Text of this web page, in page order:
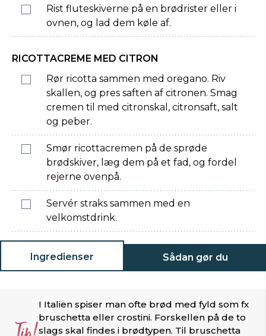
Rist fluteskiverne på en brødrister eller i
ovnen, og lad dem køle af.
RICOTTACREME MED CITRON
Rør ricotta sammen med oregano. Riv
skallen, og pres saften af citronen. Smag
cremen til med citronskal, citronsaft, salt
og peber.
Smør ricottacremen på de sprøde
brødskiver, læg dem på et fad, og fordel
rejerne ovenpå.
Servér straks sammen med en
velkomstdrink.
Ingredienser Sådan gør du
I Italien spiser man ofte brød med fyld som fx
bruschetta eller crostini. Forskellen på de to
slags skal findes i brødtypen. Til bruschetta